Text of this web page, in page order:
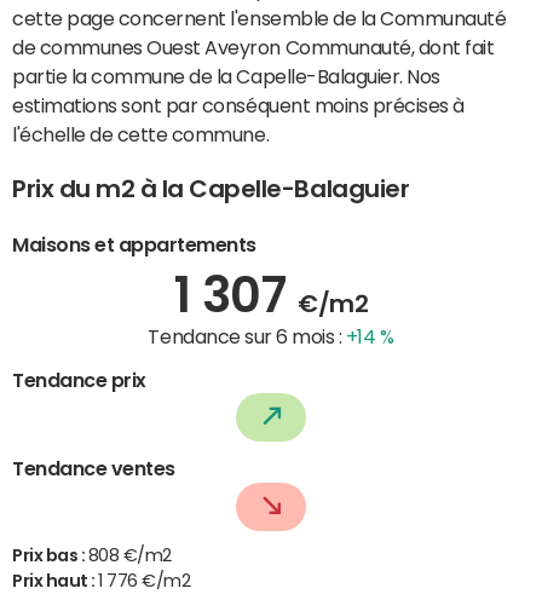
cette page concernent l'ensemble de la Communauté
de communes Ouest Aveyron Communauté, dont fait
partie la commune de la Capelle-Balaguier. Nos
estimations sont par conséquent moins précises à
l'échelle de cette commune.
Prix du m2 à la Capelle-Balaguier
Maisons et appartements
1 307 €/m2
Tendance sur 6 mois : +14 %
Tendance prix
Tendance ventes
Prix bas : 808 €/m2
Prix haut :
1 776 €/m2